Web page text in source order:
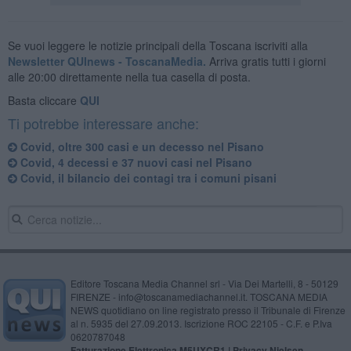
Se vuoi leggere le notizie principali della Toscana iscriviti alla
Newsletter QUInews - ToscanaMedia. Arriva gratis tutti i giorni
alle 20:00 direttamente nella tua casella di posta.
Basta cliccare QUI
Ti potrebbe interessare anche:
Covid, oltre 300 casi e un decesso nel Pisano
Covid, 4 decessi e 37 nuovi casi nel Pisano
Covid, il bilancio dei contagi tra i comuni pisani
Editore Toscana Media Channel srl - Via Dei Martelli, 8 - 50129
FIRENZE - info@toscanamediachannel.it. TOSCANA MEDIA
NEWS quotidiano on line registrato presso il Tribunale di Firenze
al n. 5935 del 27.09.2013. Iscrizione ROC 22105 - C.F. e P.Iva
0620787048